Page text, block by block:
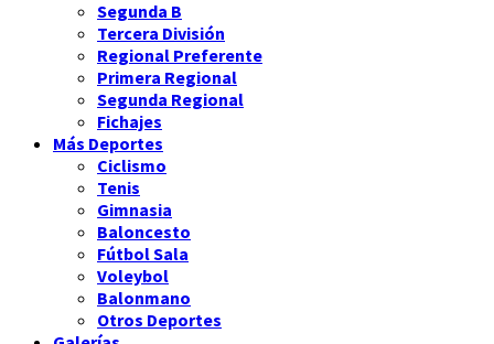
Segunda B
Tercera División
Regional Preferente
Primera Regional
Segunda Regional
Fichajes
Más Deportes
Ciclismo
Tenis
Gimnasia
Baloncesto
Fútbol Sala
Voleybol
Balonmano
Otros Deportes